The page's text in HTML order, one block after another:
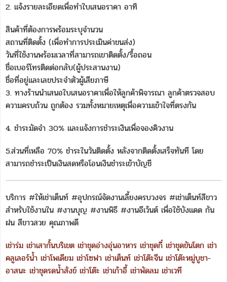
2. แจ้งรายละเอียดเพื่อทำใบเสนอราคา อาทิ
สินค้าที่ต้องการพร้อมระบุจำนวน
สถานที่ติดตั้ง (เพื่อทำการประเมินค่าขนส่ง)
วันที่ใช้งานพร้อมเวลาที่สามารถเขาติดตั้ง/รื้อถอน
ชื่อเบอร์โทรติดต่อกลับ(ผู้ประสานงาน)
ชื่อที่อยู่และเลขประจำตัวผู้เสียภาษี
3. ทางร้านนำเสนอใบเสนอราคาเพื่อให้ลูกค้าพิจารณา ลูกค้าตรวจสอบ
ความครบถ้วน ถูกต้อง รวมทั้งหมายเหตุเพื่อความเข้าใจที่ตรงกัน
4. ชำระมัดจำ 30% และแจ้งการชำระเงินเพื่อจองคิวงาน
5.ส่วนที่เหลือ 70% ชำระในวันติดตั้ง หลังจากติดตั้งเสร็จทันที โดย
สามารถชำระเป็นเงินสดหรือโอนเงินชำระเข้าบัญชี
บริการ #ให้เช่าเต็นท์ #อุปกรณ์จัดงานเลี้ยงครบวงจร #เช่าเต็นท์สีขาว
สำหรับใช้งานใน #งานบุญ #งานพิธี #งานอีเว้นต์ เพื่อใช้บังแดด กัน
ฝน สีขาวสวย คุณภาพดี
เช่าร่ม เช่าเสากั้นบริเขต เช่าชุดอ่างอุ่นอาหาร เช่าชุดกี๋ เช่าชุดขันโตก เช่า
คลูเลอร์น้ำ เช่าโพเดียม เช่าโซฟา เช่าเต็นท์ เช่าโต๊ะจีน เช่าโต๊ะหมู่บูชา-
อาสนะ เช่าชุดรดน้ำสังข์ เช่าโต๊ะ เช่าเก้าอี้ เช่าพัดลม เช่าเวที